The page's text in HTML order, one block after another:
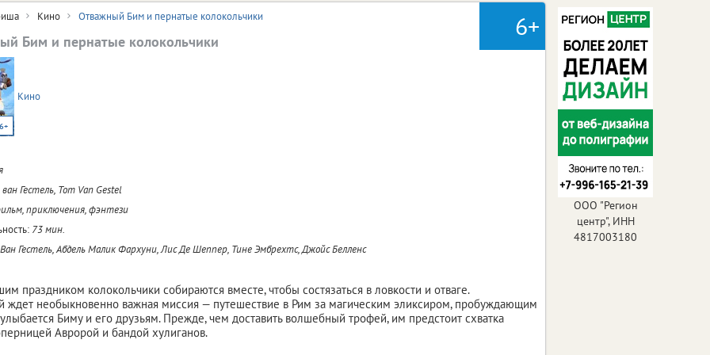
6+
Кино Отважный Бим и пернатые колокольчики
Бим и пернатые колокольчики
6+
Кино
Гестель, Tom Van Gestel
приключения, фэнтези
73 мин.
Гестель, Абдель Малик Фархуни, Лис Де Шеппер, Тине Эмбрехтс, Джойс Белленс
праздником колокольчики собираются вместе, чтобы состязаться в ловкости и отваге.
ждет необыкновенно важная миссия — путешествие в Рим за магическим эликсиром, пробуждающим
улыбается Биму и его друзьям. Прежде, чем доставить волшебный трофей, им предстоит схватка
Авророй и бандой хулиганов.
ООО "Регион
центр", ИНН
4817003180